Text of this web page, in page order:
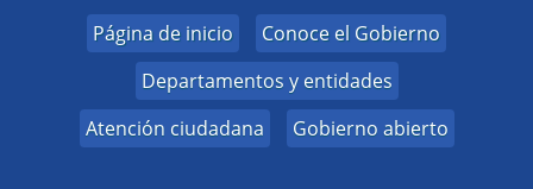
Página de inicio
Conoce el Gobierno
Departamentos y entidades
Atención ciudadana
Gobierno abierto